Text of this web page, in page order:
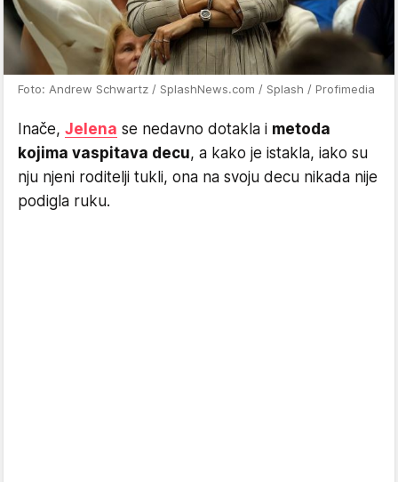
Foto: Andrew Schwartz / SplashNews.com / Splash / Profimedia
Inače, Jelena se nedavno dotakla i metoda
kojima vaspitava decu, a kako je istakla, iako su
nju njeni roditelji tukli, ona na svoju decu nikada nije
podigla ruku.